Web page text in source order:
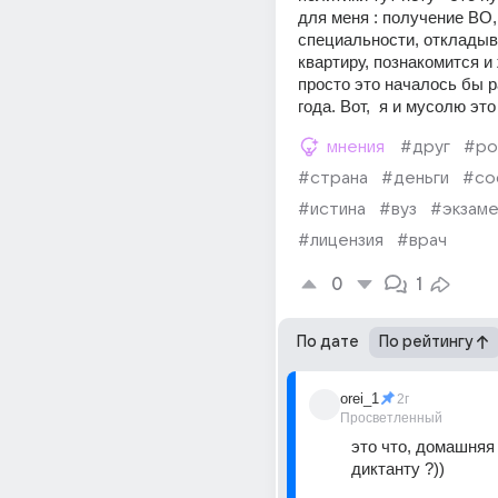
для меня : получение
специальности,
квартиру, познакомится
просто это началось бы
года. Вот,  я и мусолю
мнения #друг
#страна
#деньги
#истина
#вуз
#лицензия
#врач
0 1
По дате По рейтингу
orei_1
Просветленный
2г
это что, домашняя
диктанту ?))